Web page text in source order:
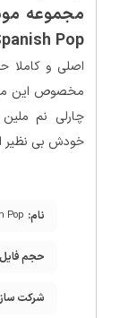
Pop
اصلی و کاملا
مخصوص این
چارلی نم
خودش بی نظیر
نام: Pop
حجم
شرکت